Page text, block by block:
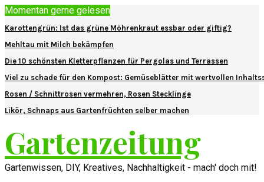
Momentan gerne gelesen
Karottengrün: Ist das grüne Möhrenkraut essbar oder giftig?
Mehltau mit Milch bekämpfen
Die 10 schönsten Kletterpflanzen für Pergolas und Terrassen
Viel zu schade für den Kompost: Gemüseblätter mit wertvollen
Rosen / Schnittrosen vermehren, Rosen Stecklinge
Likör, Schnaps aus Gartenfrüchten selber machen
Gartenzeitung
Gartenwissen, DIY, Kreatives, Nachhaltigkeit - mach' doch mit!